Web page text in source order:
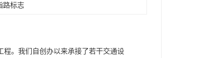
路标志
程。我们自创办以来承接了若干交通设